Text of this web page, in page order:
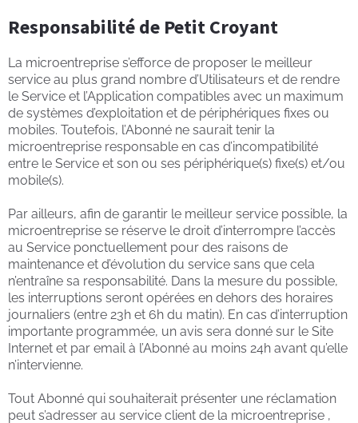
Responsabilité de Petit Croyant
La microentreprise s’efforce de proposer le meilleur
service au plus grand nombre d’Utilisateurs et de rendre
le Service et l’Application compatibles avec un maximum
de systèmes d’exploitation et de périphériques fixes ou
mobiles. Toutefois, l’Abonné ne saurait tenir la
microentreprise responsable en cas d’incompatibilité
entre le Service et son ou ses périphérique(s) fixe(s) et/ou
mobile(s).
Par ailleurs, afin de garantir le meilleur service possible, la
microentreprise se réserve le droit d’interrompre l’accès
au Service ponctuellement pour des raisons de
maintenance et d’évolution du service sans que cela
n’entraîne sa responsabilité. Dans la mesure du possible,
les interruptions seront opérées en dehors des horaires
journaliers (entre 23h et 6h du matin). En cas d’interruption
importante programmée, un avis sera donné sur le Site
Internet et par email à l’Abonné au moins 24h avant qu’elle
n’intervienne.
Tout Abonné qui souhaiterait présenter une réclamation
peut s’adresser au service client de la microentreprise ,